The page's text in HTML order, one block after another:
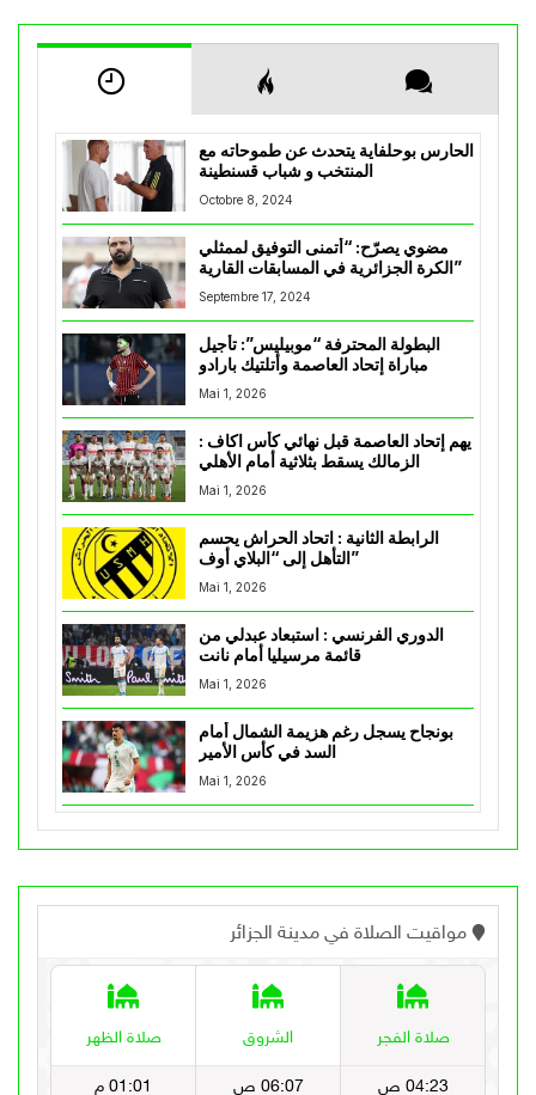
الحارس بوحلفاية يتحدث عن طموحاته مع
المنتخب و شباب قسنطينة
Octobre 8, 2024
مضوي يصرّح: “أتمنى التوفيق لممثلي
الكرة الجزائرية في المسابقات القارية”
Septembre 17, 2024
البطولة المحترفة “موبيليس”: تأجيل
مباراة إتحاد العاصمة وأتلتيك بارادو
Mai 1, 2026
يهم إتحاد العاصمة قبل نهائي كأس اكاف :
Mai 1, 2026
الرابطة الثانية : اتحاد الحراش يحسم
التأهل إلى “البلاي أوف”
Mai 1, 2026
الدوري الفرنسي : استبعاد عبدلي من
قائمة مرسيليا أمام نانت
Mai 1, 2026
بونجاح يسجل رغم هزيمة الشمال أمام
السد في كأس الأمير
Mai 1, 2026